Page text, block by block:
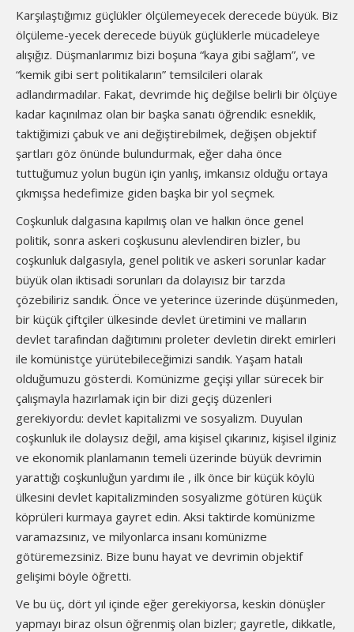
Karşılaştığımız güçlükler ölçülemeyecek derecede büyük. Biz
ölçüleme-yecek derecede büyük güçlüklerle mücadeleye
alışığız. Düşmanlarımız bizi boşuna “kaya gibi sağlam”, ve
“kemik gibi sert politikaların” temsilcileri olarak
adlandırmadılar. Fakat, devrimde hiç değilse belirli bir ölçüye
kadar kaçınılmaz olan bir başka sanatı öğrendik: esneklik,
taktiğimizi çabuk ve ani değiştirebilmek, değişen objektif
şartları göz önünde bulundurmak, eğer daha önce
tuttuğumuz yolun bugün için yanlış, imkansız olduğu ortaya
çıkmışsa hedefimize giden başka bir yol seçmek.
Coşkunluk dalgasına kapılmış olan ve halkın önce genel
politik, sonra askeri coşkusunu alevlendiren bizler, bu
coşkunluk dalgasıyla, genel politik ve askeri sorunlar kadar
büyük olan iktisadi sorunları da dolayısız bir tarzda
çözebiliriz sandık. Önce ve yeterince üzerinde düşünmeden,
bir küçük çiftçiler ülkesinde devlet üretimini ve malların
devlet tarafından dağıtımını proleter devletin direkt emirleri
ile komünistçe yürütebileceğimizi sandık. Yaşam hatalı
olduğumuzu gösterdi. Komünizme geçişi yıllar sürecek bir
çalışmayla hazırlamak için bir dizi geçiş düzenleri
gerekiyordu: devlet kapitalizmi ve sosyalizm. Duyulan
coşkunluk ile dolaysız değil, ama kişisel çıkarınız, kişisel ilginiz
ve ekonomik planlamanın temeli üzerinde büyük devrimin
yarattığı coşkunluğun yardımı ile , ilk önce bir küçük köylü
ülkesini devlet kapitalizminden sosyalizme götüren küçük
köprüleri kurmaya gayret edin. Aksi taktirde komünizme
varamazsınız, ve milyonlarca insanı komünizme
götüremezsiniz. Bize bunu hayat ve devrimin objektif
gelişimi böyle öğretti.
Ve bu üç, dört yıl içinde eğer gerekiyorsa, keskin dönüşler
yapmayı biraz olsun öğrenmiş olan bizler; gayretle, dikkatle,